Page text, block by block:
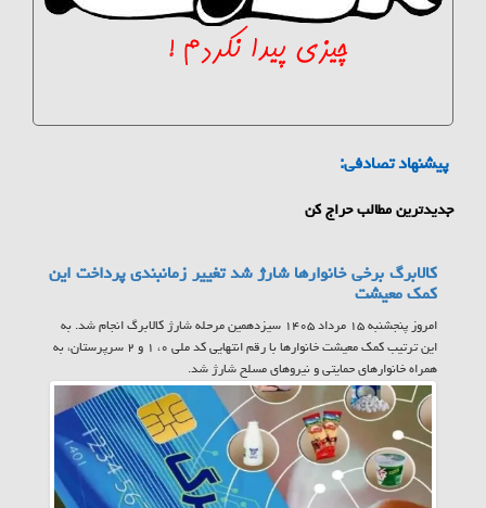
پیشنهاد تصادفی:
جدیدترین مطالب حراج کن
کالابرگ برخی خانوارها شارژ شد تغییر زمانبندی پرداخت این
کمک معیشت
امروز پنجشنبه ۱۵ مرداد ۱۴۰۵ سیزدهمین مرحله شارژ کالابرگ انجام شد. به
این ترتیب کمک معیشت خانوارها با رقم انتهایی کد ملی ۰، ۱ و ۲ سرپرستان، به
همراه خانوارهای حمایتی و نیروهای مسلح شارژ شد.